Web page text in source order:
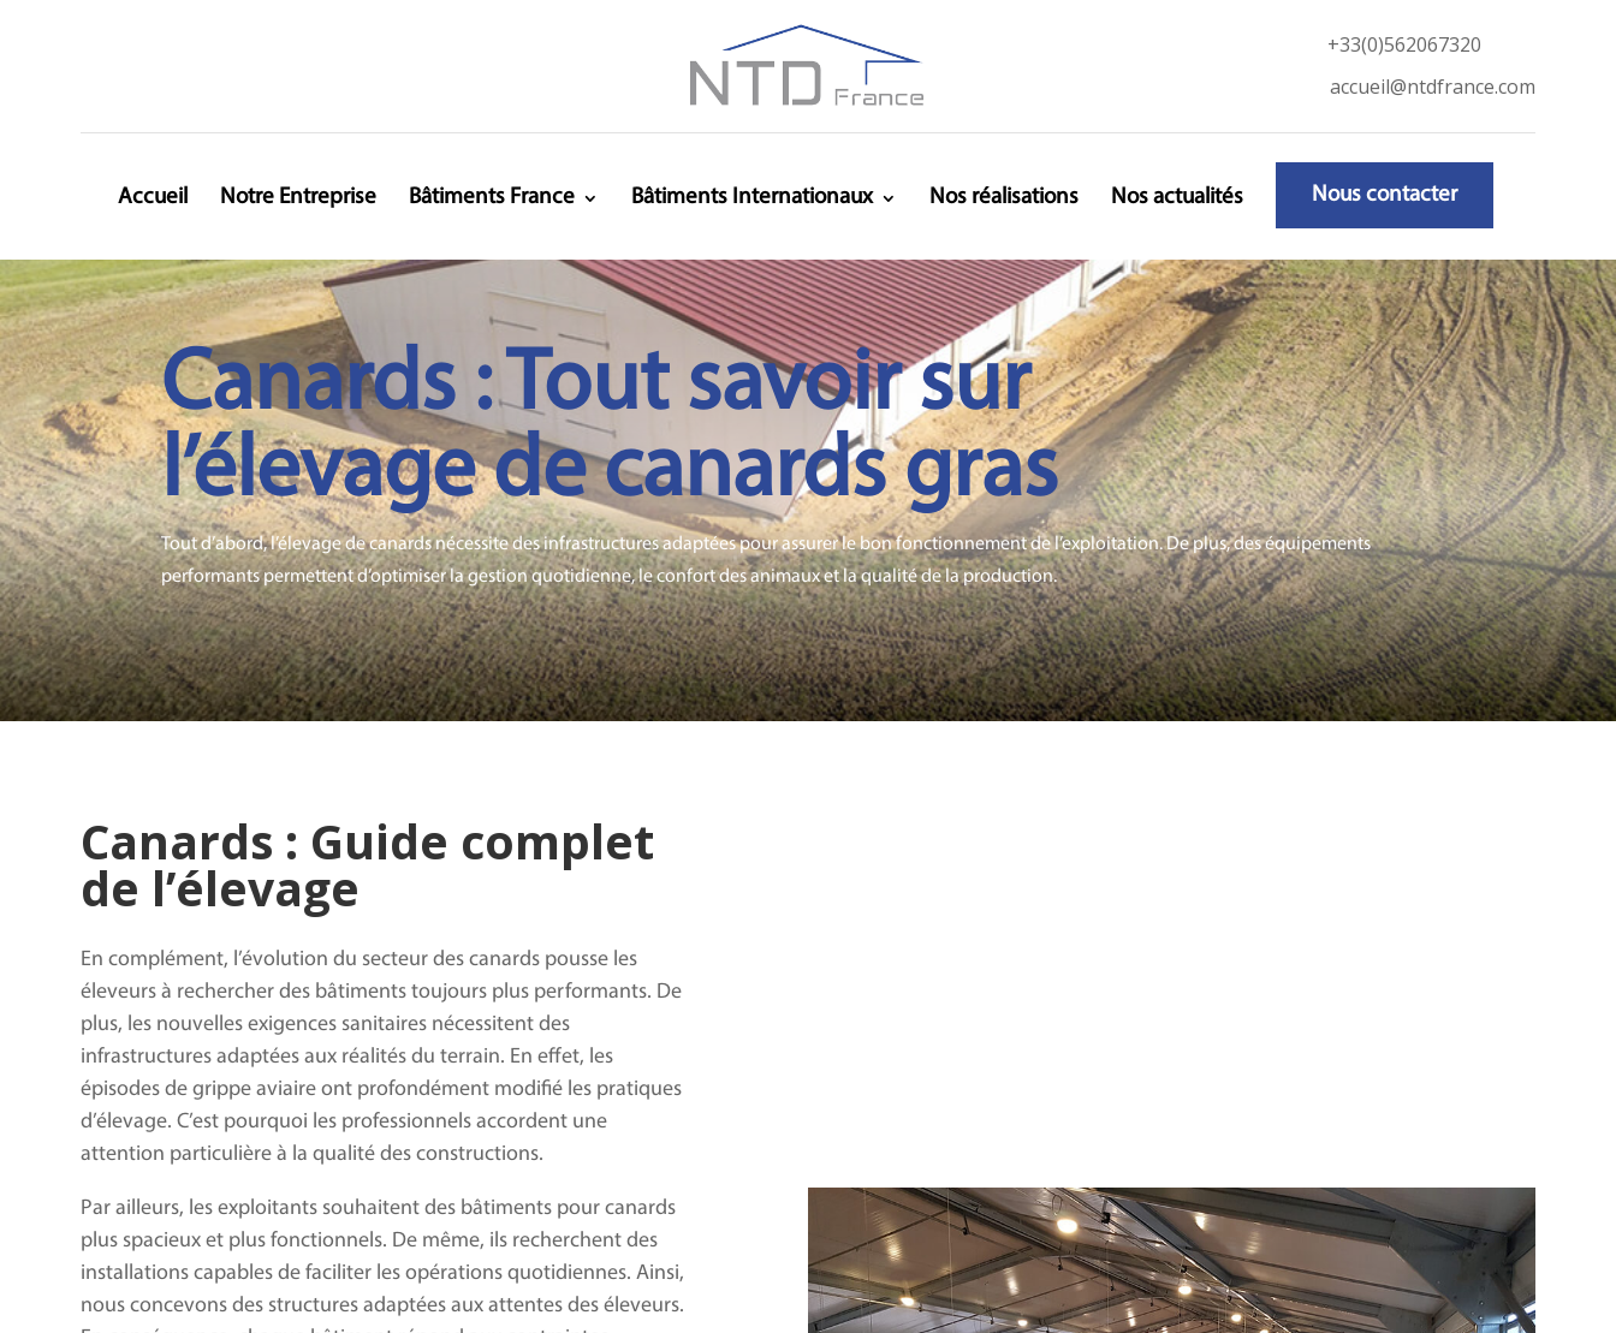
+33(0)562067320
accueil@ntdfrance.com
Accueil Notre Entreprise Bâtiments France Bâtiments Internationaux Nos réalisations Nos actualités Nous contacter
Canards : Tout savoir sur
l’élevage de canards gras
Tout d’abord, l’élevage de canards nécessite des infrastructures adaptées pour assurer le bon fonctionnement de l’exploitation. De plus, des équipements
performants permettent d’optimiser la gestion quotidienne, le confort des animaux et la qualitédela production.
Canards : Guide complet
de l’élevage
En complément, l’évolution du secteur des canards pousse les
éleveurs à rechercher des bâtiments toujours plus performants. De
plus, les nouvelles exigences sanitaires nécessitent des
infrastructures adaptées aux réalités du terrain. En effet, les
épisodes de grippe aviaire ont profondément modifié les pratiques
d’élevage. C’est pourquoi les professionnels accordent une
attention particulière à la qualité des constructions.
Par ailleurs, les exploitants souhaitent des bâtiments pour canards
plus spacieux et plus fonctionnels. De même, ils recherchent des
installations capables de faciliter les opérations quotidiennes. Ainsi,
nous concevons des structures adaptées aux attentes des éleveurs.